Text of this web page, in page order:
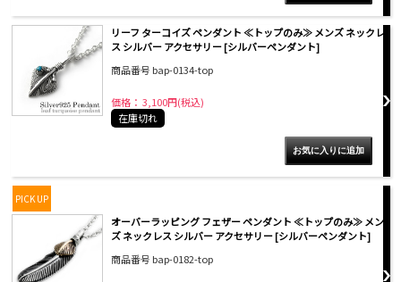
リーフ ターコイズ ペンダント ≪トップのみ≫ メンズ ネックレ
ス シルバー アクセサリー [シルバーペンダント]
商品番号 bap-0134-top
価格： 3,100円(税込)
在庫切れ
PICK UP
オーバーラッピング フェザー ペンダント ≪トップのみ≫ メン
ズ ネックレス シルバー アクセサリー [シルバーペンダント]
商品番号 bap-0182-top